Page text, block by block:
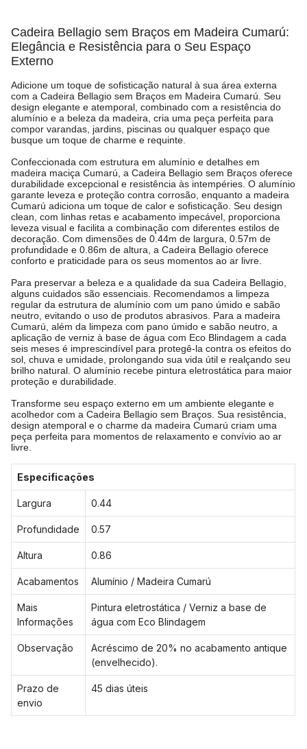
Cadeira Bellagio sem Braços em Madeira Cumarú:
Elegância e Resistência para o Seu Espaço
Externo
Adicione um toque de sofisticação natural à sua área externa
com a Cadeira Bellagio sem Braços em Madeira Cumarú. Seu
design elegante e atemporal, combinado com a resistência do
alumínio e a beleza da madeira, cria uma peça perfeita para
compor varandas, jardins, piscinas ou qualquer espaço que
busque um toque de charme e requinte.
Confeccionada com estrutura em alumínio e detalhes em
madeira maciça Cumarú, a Cadeira Bellagio sem Braços oferece
durabilidade excepcional e resistência às intempéries. O alumínio
garante leveza e proteção contra corrosão, enquanto a madeira
Cumarú adiciona um toque de calor e sofisticação. Seu design
clean, com linhas retas e acabamento impecável, proporciona
leveza visual e facilita a combinação com diferentes estilos de
decoração. Com dimensões de 0.44m de largura, 0.57m de
profundidade e 0.86m de altura, a Cadeira Bellagio oferece
conforto e praticidade para os seus momentos ao ar livre.
Para preservar a beleza e a qualidade da sua Cadeira Bellagio,
alguns cuidados são essenciais. Recomendamos a limpeza
regular da estrutura de alumínio com um pano úmido e sabão
neutro, evitando o uso de produtos abrasivos. Para a madeira
Cumarú, além da limpeza com pano úmido e sabão neutro, a
aplicação de verniz à base de água com Eco Blindagem a cada
seis meses é imprescindível para protegê-la contra os efeitos do
sol, chuva e umidade, prolongando sua vida útil e realçando seu
brilho natural. O alumínio recebe pintura eletrostática para maior
proteção e durabilidade.
Transforme seu espaço externo em um ambiente elegante e
acolhedor com a Cadeira Bellagio sem Braços. Sua resistência,
design atemporal e o charme da madeira Cumarú criam uma
peça perfeita para momentos de relaxamento e convívio ao ar
livre.
Especificações
Largura 0.44
Profundidade 0.57
Altura 0.86
Acabamentos Alumínio / Madeira Cumarú
Mais
Informações
Pintura eletrostática / Verniz a base de
água com Eco Blindagem
Observação
Acréscimo de 20% no acabamento antique
(envelhecido).
Prazo de
envio
45 dias úteis